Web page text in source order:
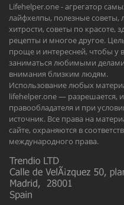
Lifehelper.one - агрегатор
лайфхелпы, полезные советы,
хитрости, советы по красоте,
рецепты и многое другое.
проще и интересней, чтобы у
заниматься любимыми
внимания близким людям.
Использование любых
lifehelper.one — разрешается,
правообладателя и при
источник. Все права на
сайте, охраняются в
международного права.